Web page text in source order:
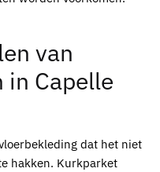
van
Capelle
dat het niet
hakken. Kurkparket